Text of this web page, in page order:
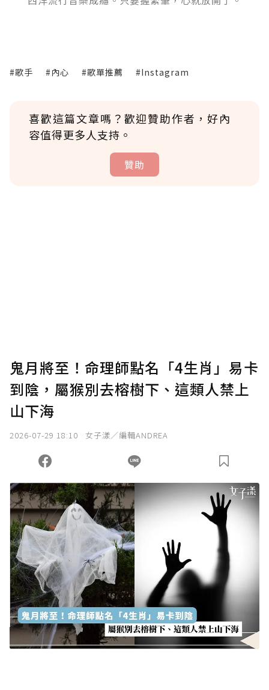
#歌手 #內心 #歌單推薦 #Instagram
喜歡這篇文章嗎？歡迎贊助作者，好內
容值得更多人支持。
贊助
確認送出
您當前剩餘 U 利點數：0點；前往 購買點數
鬼月將至！命理師點名「4生肖」易卡
到陰，屬猴別去榕樹下、這類人禁上
山下海
2026-07-29 18:10 女子漾／編輯ANDREA